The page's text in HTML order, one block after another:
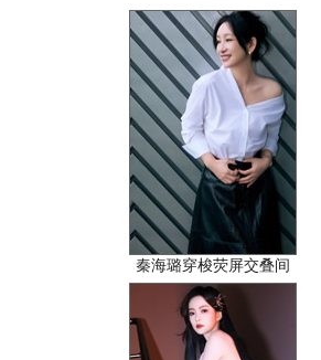
秦海璐穿梭荧屏交叠间